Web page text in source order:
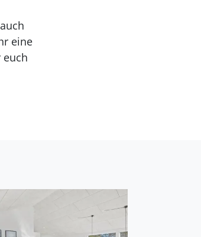
eine
euch